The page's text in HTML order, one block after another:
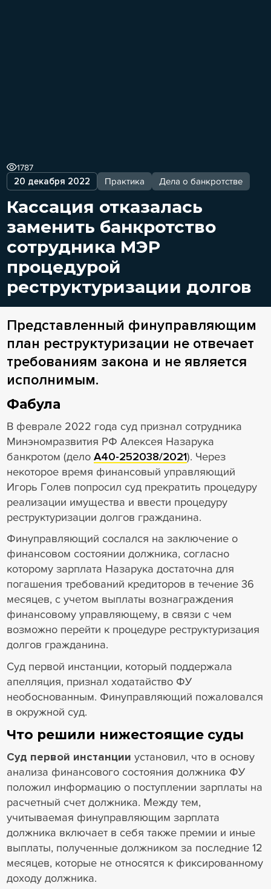
20 декабря 2022 Практика Дела о банкротстве
1787
Кассация отказалась
заменить банкротство
сотрудника МЭР
процедурой
реструктуризации долгов
Представленный финуправляющим
план реструктуризации не отвечает
требованиям закона и не является
исполнимым.
Фабула
В феврале 2022 года суд признал сотрудника
Минэномразвития РФ Алексея Назарука
банкротом (дело А40-252038/2021). Через
некоторое время финансовый управляющий
Игорь Голев попросил суд прекратить процедуру
реализации имущества и ввести процедуру
реструктуризации долгов гражданина.
Финуправляющий сослался на заключение о
финансовом состоянии должника, согласно
которому зарплата Назарука достаточна для
погашения требований кредиторов в течение 36
месяцев, с учетом выплаты вознаграждения
финансовому управляющему, в связи с чем
возможно перейти к процедуре реструктуризация
долгов гражданина.
Суд первой инстанции, который поддержала
апелляция, признал ходатайство ФУ
необоснованным. Финуправляющий пожаловался
в окружной суд.
Что решили нижестоящие суды
Суд первой инстанции установил, что в основу
анализа финансового состояния должника ФУ
положил информацию о поступлении зарплаты на
расчетный счет должника. Между тем,
учитываемая финуправляющим зарплата
должника включает в себя также премии и иные
выплаты, полученные должником за последние 12
месяцев, которые не относятся к фиксированному
доходу должника.